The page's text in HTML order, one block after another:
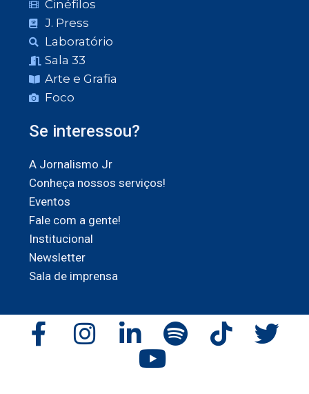
Cinéfilos
J. Press
Laboratório
Sala 33
Arte e Grafia
Foco
Se interessou?
A Jornalismo Jr
Conheça nossos serviços!
Eventos
Fale com a gente!
Institucional
Newsletter
Sala de imprensa